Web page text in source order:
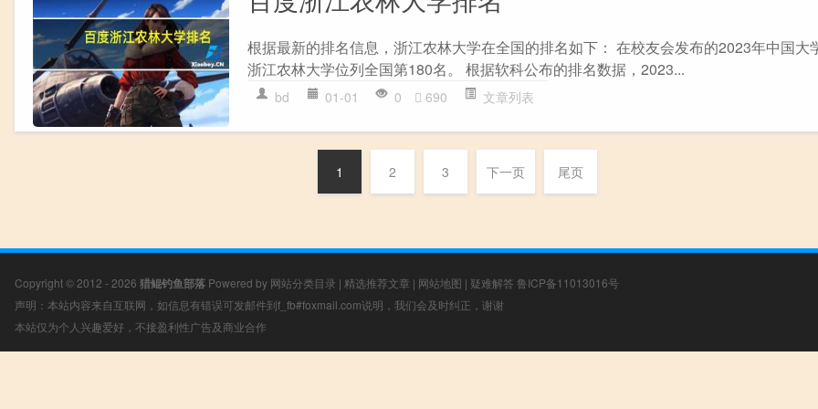
根据最新的排名信息，浙江农林大学在全国的排名如下： 在校友会发布的2023年中国大
浙江农林大学位列全国第180名。 根据软科公布的排名数据，2023...
bd 01-01 0 690 文章列表
1 2 3 下一页 尾页
Copyright © 2012 - 2026 猎鲲钓鱼部落 Powered by 网站分类目录 | 精选推荐文章 | 网站地图 | 疑难解答 鲁ICP备11013016号
声明：本站内容来自互联网，如信息有错误可发邮件到f_fb#foxmail.com说明，我们会及时纠正，谢谢
本站仅为个人兴趣爱好，不接盈利性广告及商业合作